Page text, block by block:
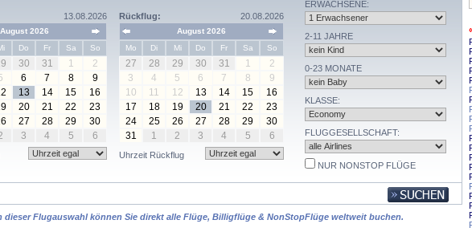
13.08.2026
August 2026
Do Fr Sa So
30 31 1
2
6 7 8
9
13 14 15
16
20 21 22
23
27 28 29
30
3 4 5 6
Rückflug: 20.08.2026
August 2026
Mo
Di Mi Do Fr Sa So
27 28 29 30 31 1
2
3
4 5 6 7 8
9
10
11 12 13 14 15
16
17
18 19 20 21 22
23
24
25 26 27 28 29
30
31
1 2 3 4 5 6
Uhrzeit Rückflug
ERWACHSENE:
2-11 JAHRE
0-23 MONATE
KLASSE:
FLUGGESELLSCHAFT:
NUR NONSTOP FLÜGE
dieser Flugauswahl können Sie direkt alle Flüge, Billigflüge & NonStopFlüge weltweit buchen.